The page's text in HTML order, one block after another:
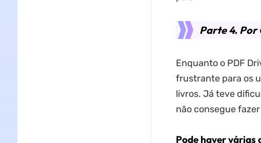
Parte 4. Por
Enquanto o PDF
frustrante para os
livros. Já teve
não consegue
Pode haver várias